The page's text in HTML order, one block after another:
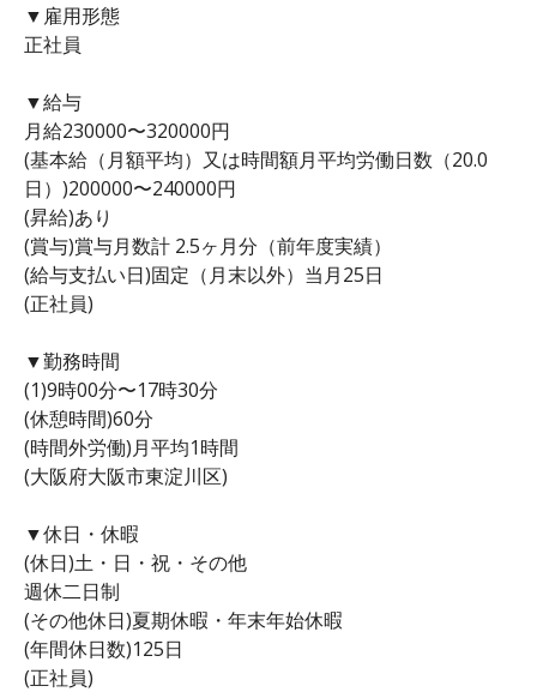
▼雇用形態
正社員
▼給与
月給230000〜320000円
(基本給（月額平均）又は時間額月平均労働日数（20.0
日）)200000〜240000円
(昇給)あり
(賞与)賞与月数計 2.5ヶ月分（前年度実績）
(給与支払い日)固定（月末以外）当月25日
(正社員)
▼勤務時間
(1)9時00分〜17時30分
(休憩時間)60分
(時間外労働)月平均1時間
(大阪府大阪市東淀川区)
▼休日・休暇
(休日)土・日・祝・その他
週休二日制
(その他休日)夏期休暇・年末年始休暇
(年間休日数)125日
(正社員)